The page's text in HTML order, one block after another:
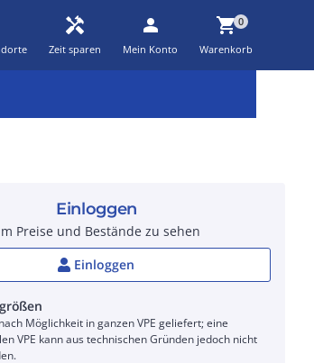
handyman
Zeit sparen
person
Mein Konto
shopping_cart0
Warenkorb
Einloggen
Preise und Bestände zu sehen
Einloggen
Möglichkeit in ganzen VPE geliefert; eine
VPE kann aus technischen Gründen jedoch nicht